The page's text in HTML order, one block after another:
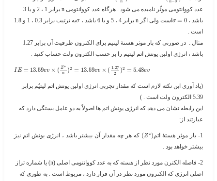
n n σ
عدد کووانتومی موثّر نامیده می شود . هرگاه عدد کووانتومی n برابر 1 ، 2 و یا 3
باشد ، ​
σ = 0 ​است ولی اگر n برابر 4 ، 5 و یا 6 باشد ، ​ σ
​به ترتیب برابر 0.3 ، 1 و 1.8
است .
مثال :
در صورتی که بار موثر هستۀ لیتیم برای الکترون ظرفیت آن برابر 1.27
باشد ، انرژی اولین یونش اتم لیتیم را بر حسب الکترون ولت حساب کنید .​
IE = 13.59ev × ( Z∗
n )2 = 13.59ev × ( 1.27
2
)2 = 5.48ev
(یاد آوری این نکته لازم است که مقدار تجربی انرژی اولین یونش اتم لیتیُم برابر
5.39 الکترون ولت است . )
این رابطه نشان می دهد که انرژی یونش اتم ها اصولاً به دو عامل بستگی دارد که
عبارتند از:
1- بار موثر هستۀ اتم​ (Z ∗ )
​ که هر چه مقدار آن بیشتر باشد ، انرژی یونش اتم نیز
بیشتر خواهد بود .
2- فاصله الکترن مورد نظر از هسته که به عدد کووانتومی اصلی (n) یا شماره تراز
اصلی انرژی که الکترون مورد نظر در آن قرار دارد ، مربوط است . به طوری که